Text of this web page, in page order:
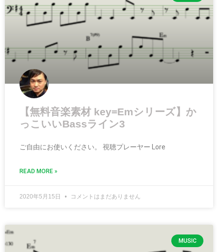
【無料音楽素材 key=Emシリーズ】か
っこいいBassライン3
ご自由にお使いください。 視聴プレーヤー Lore
READ MORE »
2020年5月15日 コメントはまだありません
MUSIC